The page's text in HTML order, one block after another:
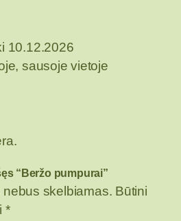
10.12.2026
sausoje vietoje
“Beržo pumpurai”
skelbiamas. Būtini
*